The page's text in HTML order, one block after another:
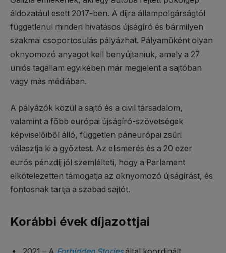
áldozatául esett 2017-ben. A díjra állampolgárságtól
függetlenül minden hivatásos újságíró és bármilyen
szakmai csoportosulás pályázhat. Pályaműként olyan
oknyomozó anyagot kell benyújtaniuk, amely a 27
uniós tagállam egyikében már megjelent a sajtóban
vagy más médiában.
A pályázók közül a sajtó és a civil társadalom,
valamint a főbb európai újságíró-szövetségek
képviselőiből álló, független páneurópai zsűri
választja ki a győztest. Az elismerés és a 20 ezer
eurós pénzdíj jól szemlélteti, hogy a Parlament
elkötelezetten támogatja az oknyomozó újságírást, és
fontosnak tartja a szabad sajtót.
Korábbi évek díjazottjai